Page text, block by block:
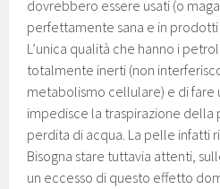
dovrebbero essere usati (o
perfettamente sana e in
L’unica qualità che hanno i
totalmente inerti (non
metabolismo cellulare) e di fare
impedisce la traspirazione
perdita di acqua. La pelle infatti
Bisogna stare tuttavia attenti,
un eccesso di questo effetto